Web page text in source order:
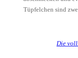
Tüpfelchen sind
Die